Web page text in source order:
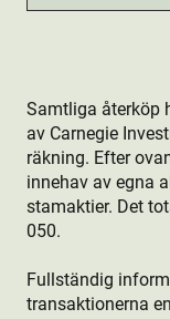
Samtliga återköp
av Carnegie
räkning. Efter
innehav av egna
stamaktie­r. Det
050.
Fullständig
transaktionerna